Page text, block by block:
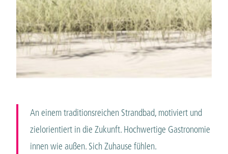
An einem traditionsreichen Strandbad, motiviert und
zielorientiert in die Zukunft. Hochwertige Gastronomie
innen wie außen. Sich Zuhause fühlen.